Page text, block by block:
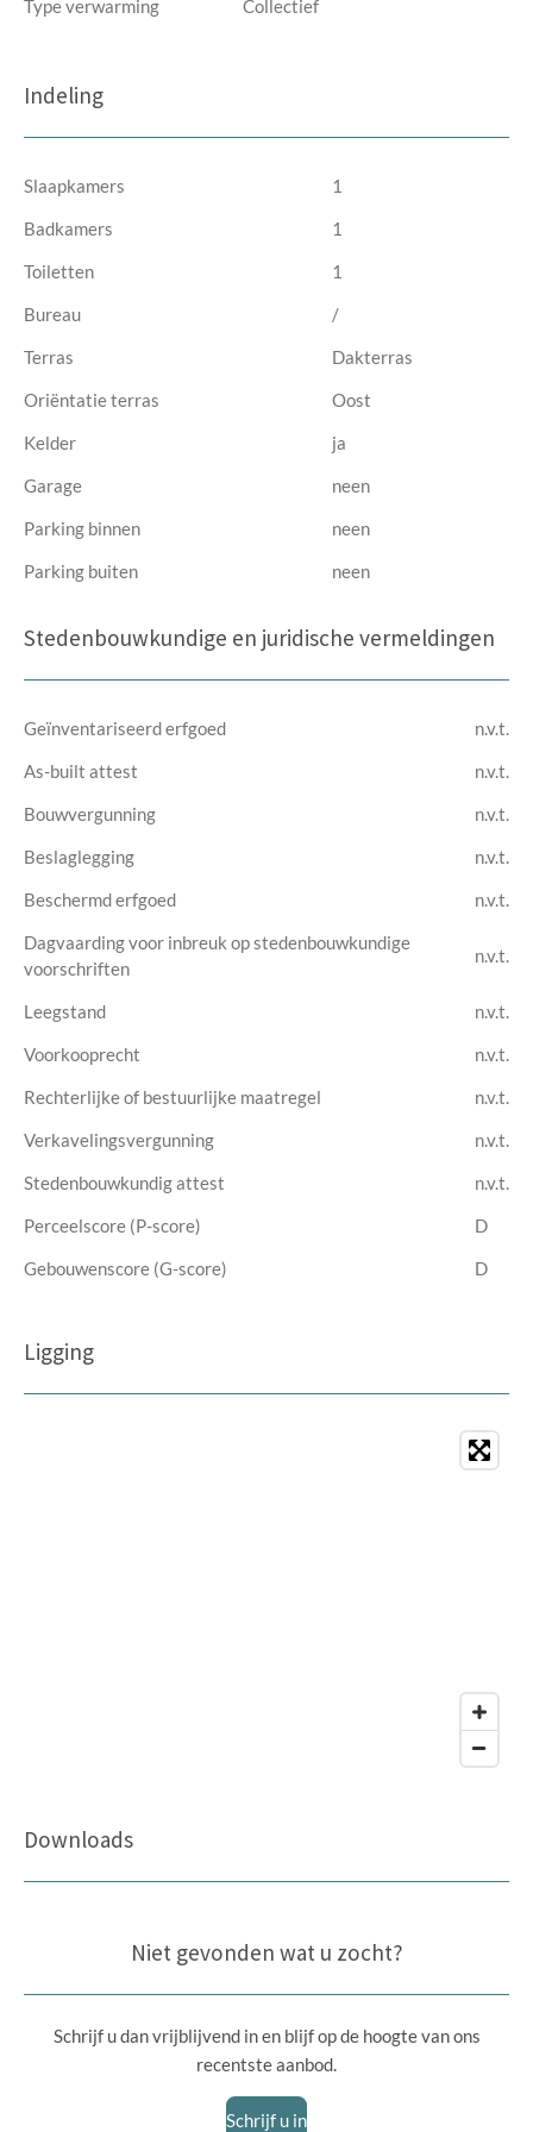
Type verwarming Collectief
Indeling
Slaapkamers
1
Badkamers
1
Toiletten
1
Bureau
/
Terras
Dakterras
Oriëntatie terras
Oost
Kelder
ja
Garage
neen
Parking binnen
neen
Parking buiten
neen
Stedenbouwkundige en juridische vermeldingen
Geïnventariseerd erfgoed
n.v.t.
As-built attest
n.v.t.
Bouwvergunning
n.v.t.
Beslaglegging
n.v.t.
Beschermd erfgoed
n.v.t.
Dagvaarding voor inbreuk op stedenbouwkundige
voorschriften
n.v.t.
Leegstand
n.v.t.
Voorkooprecht
n.v.t.
Rechterlijke of bestuurlijke maatregel
n.v.t.
Verkavelingsvergunning
n.v.t.
Stedenbouwkundig attest
n.v.t.
Perceelscore (P-score)
D
Gebouwenscore (G-score)
D
Ligging
Downloads
Niet gevonden wat u zocht?
Schrijf u dan vrijblijvend in en blijf op de hoogte van ons
recentste aanbod.
Schrijf u in